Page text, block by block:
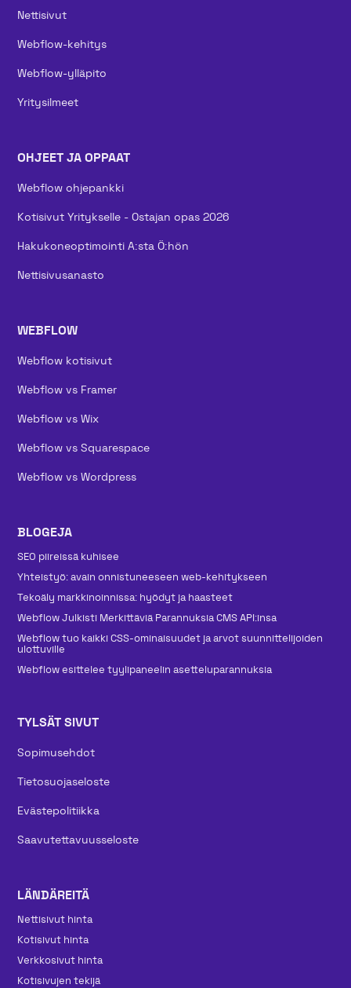
Nettisivut
Webflow-kehitys
Webflow-ylläpito
Yritysilmeet
OHJEET JA OPPAAT
Webflow ohjepankki
Kotisivut Yritykselle - Ostajan opas 2026
Hakukoneoptimointi A:sta Ö:hön
Nettisivusanasto
WEBFLOW
Webflow kotisivut
Webflow vs Framer
Webflow vs Wix
Webflow vs Squarespace
Webflow vs Wordpress
BLOGEJA
SEO piireissä kuhisee
Yhteistyö: avain onnistuneeseen web-kehitykseen
Tekoäly markkinoinnissa: hyödyt ja haasteet
Webflow Julkisti Merkittäviä Parannuksia CMS API:insa
Webflow tuo kaikki CSS-ominaisuudet ja arvot suunnittelijoiden
ulottuville
Webflow esittelee tyylipaneelin asetteluparannuksia
TYLSÄT SIVUT
Sopimusehdot
Tietosuojaseloste
Evästepolitiikka
Saavutettavuusseloste
LÄNDÄREITÄ
Nettisivut hinta
Kotisivut hinta
Verkkosivut hinta
Kotisivujen tekijä